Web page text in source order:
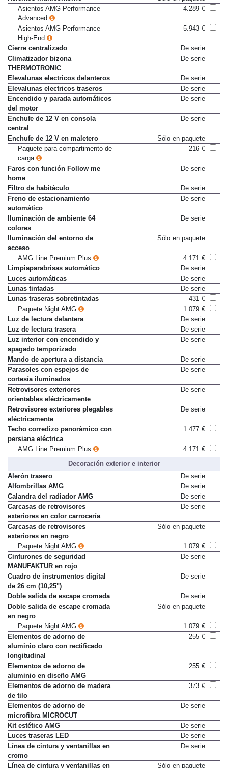
Asientos multicontorno
Sólo en paquete
Asientos AMG Performance
Advanced
Asientos AMG Performance
High-End
Cierre centralizado
De serie
Climatizador bizona
THERMOTRONIC
Elevalunas electricos delanteros
De serie
Elevalunas electricos traseros
De serie
Encendido y parada automáticos
del motor
Enchufe de 12 V en consola
central
Enchufe de 12 V en maletero
Sólo en paquete
Paquete para compartimento de
carga
Faros con función Follow me
home
Filtro de habitáculo
De serie
Freno de estacionamiento
automático
Iluminación de ambiente 64
colores
Iluminación del entorno de
acceso
AMG Line Premium Plus
4.171 €
Limpiaparabrisas automático
De serie
Luces automáticas
De serie
Lunas tintadas
De serie
Lunas traseras sobretintadas
431 €
Paquete Night AMG
1.079 €
Luz de lectura delantera
De serie
Luz de lectura trasera
De serie
Luz interior con encendido y
apagado temporizado
Mando de apertura a distancia
De serie
Parasoles con espejos de
cortesía iluminados
Retrovisores exteriores
orientables eléctricamente
Retrovisores exteriores plegables
eléctricamente
Techo corredizo panorámico con
persiana eléctrica
Decoración exterior e interior
Alerón trasero
De serie
Alfombrillas AMG
De serie
Calandra del radiador AMG
De serie
Carcasas de retrovisores
exteriores en color carrocería
Carcasas de retrovisores
exteriores en negro
Paquete Night AMG
1.079 €
Cinturones de seguridad
MANUFAKTUR en rojo
Cuadro de instrumentos digital
de 26 cm (10,25")
Doble salida de escape cromada
De serie
Doble salida de escape cromada
en negro
Paquete Night AMG
1.079 €
Elementos de adorno de
aluminio claro con rectificado
longitudinal
Elementos de adorno de
aluminio en diseño AMG
Elementos de adorno de madera
de tilo
Elementos de adorno de
microfibra MICROCUT
Kit estético AMG
De serie
Luces traseras LED
De serie
Línea de cintura y ventanillas en
cromo